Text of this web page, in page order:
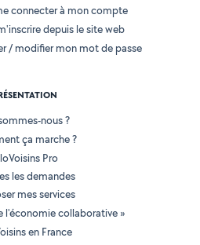
connecter à mon compte
depuis le site web
/ modifier mon mot de passe
nous ?
ça marche ?
Pro
les demandes
mes services
l'économie collaborative »
en France